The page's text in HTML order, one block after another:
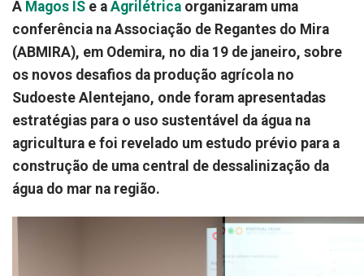
A Magos IS e a Agrilétrica organizaram uma
conferência na Associação de Regantes do Mira
(ABMIRA), em Odemira, no dia 19 de janeiro, sobre
os novos desafios da produção agrícola no
Sudoeste Alentejano, onde foram apresentadas
estratégias para o uso sustentável da água na
agricultura e foi revelado um estudo prévio para a
construção de uma central de dessalinização da
água do mar na região.